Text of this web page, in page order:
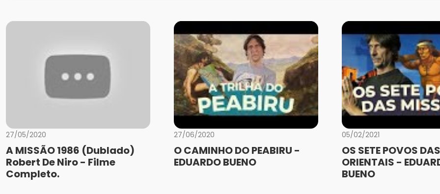
27/05/2020
A MISSÃO 1986 (Dublado)
Robert De Niro - Filme
Completo.
27/06/2020
O CAMINHO DO PEABIRU -
EDUARDO BUENO
05/02/2021
OS SETE POVOS
ORIENTAIS -
BUENO